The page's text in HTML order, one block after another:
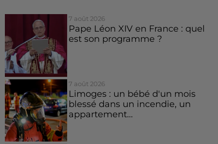
7 août 2026
Pape Léon XIV en France : quel
est son programme ?
7 août 2026
Limoges : un bébé d'un mois
blessé dans un incendie, un
appartement...